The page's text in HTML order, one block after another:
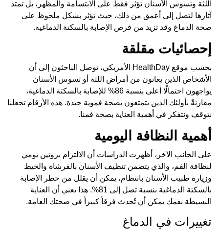
اللثة وتسوس الأسنان تؤثر فقط على الابتسامة والمظهر، بل تمتد
آثارها لتصل إلى أعمق من ذلك، حيث تؤثر بشكل ملحوظ على
صحة الدماغ وقد تزيد من فرص الإصابة بالسكتة الدماغية.
إحصائيات مقلقة
بحسب موقع HealthDay الأمريكي، توصل الباحثون إلى أن
الأشخاص الذين يعانون من أمراض اللثة أو تسوس الأسنان
يواجهون احتمالًا أعلى بنسبة 86% للإصابة بالسكتة الدماغية،
مقارنةً بأولئك الذين يتمتعون بصحة فموية جيدة. هذه الأرقام تجعلنا
نتوقف ونتفكر في أهمية العناية بصحة فمنا.
أهمية النظافة اليومية
على الجانب الآخر، أظهرت الدراسات أن الالتزام بروتين يومي
لنظافة الفم، والذي يتضمن تنظيف الأسنان بالفرشاة والخيط
وزيارة طبيب الأسنان بانتظام، يمكن أن يقلل من خطر الإصابة
بالسكتة الدماغية بنسبة تصل إلى 81%. هذا يعني أن العناية
البسيطة بفمك يمكن أن تُحدث فرقاً كبيراً في صحتك العامة.
تغييرات في الدماغ